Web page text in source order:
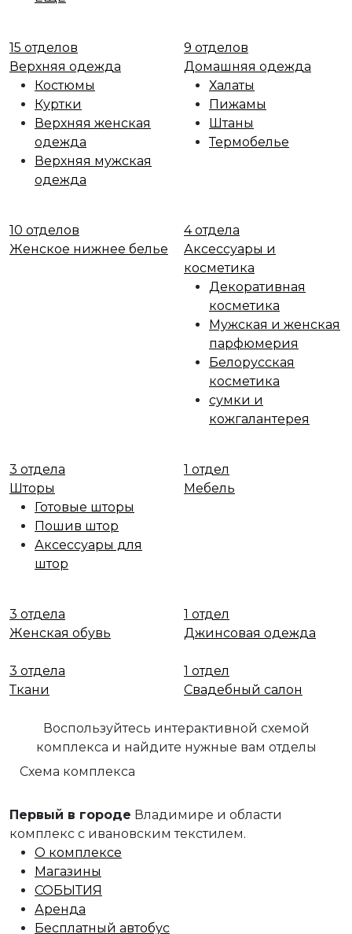
15 отделов
Верхняя одежда
Костюмы
Куртки
Верхняя женская
одежда
Верхняя мужская
одежда
9 отделов
Домашняя одежда
Халаты
Пижамы
Штаны
Термобелье
10 отделов
Женское нижнее белье
4 отдела
Аксессуары и
косметика
Декоративная
косметика
Мужская и женская
парфюмерия
Белорусская
косметика
сумки и
кожгалантерея
3 отдела
Шторы
Готовые шторы
Пошив штор
Аксессуары для
штор
1 отдел
Мебель
3 отдела
Женская обувь
1 отдел
Джинсовая одежда
3 отдела
Ткани
1 отдел
Свадебный салон
Воспользуйтесь интерактивной схемой
комплекса и найдите нужные вам отделы
Схема комплекса
Первый в городе Владимире и области
комплекс с ивановским текстилем.
О комплексе
Магазины
СОБЫТИЯ
Аренда
Бесплатный автобус